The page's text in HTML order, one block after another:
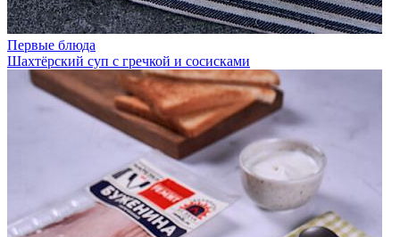
Первые блюда
Шахтёрский суп с гречкой и сосисками